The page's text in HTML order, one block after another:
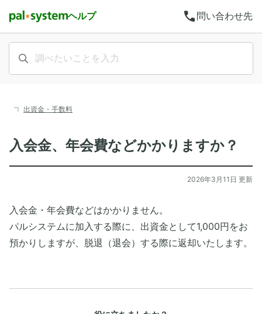
ヘルプ call 問い合わせ先
出資金・手数料
入会金、年会費などかかりますか？
2026年3月11日 更新
入会金・年会費などはかかりません。
パルシステムに加入する際に、出資金として1,000円をお
預かりしますが、脱退（退会）する際に返却いたします。